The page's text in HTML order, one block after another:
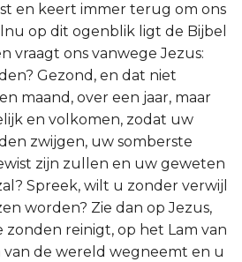
en keert immer terug om ons
op dit ogenblik ligt de Bijbel
vraagt ons vanwege Jezus:
Gezond, en dat niet
maand, over een jaar, maar
en volkomen, zodat uw
zwijgen, uw somberste
zijn zullen en uw geweten
Spreek, wilt u zonder verwijl
worden? Zie dan op Jezus,
zonden reinigt, op het Lam van
van de wereld wegneemt en u